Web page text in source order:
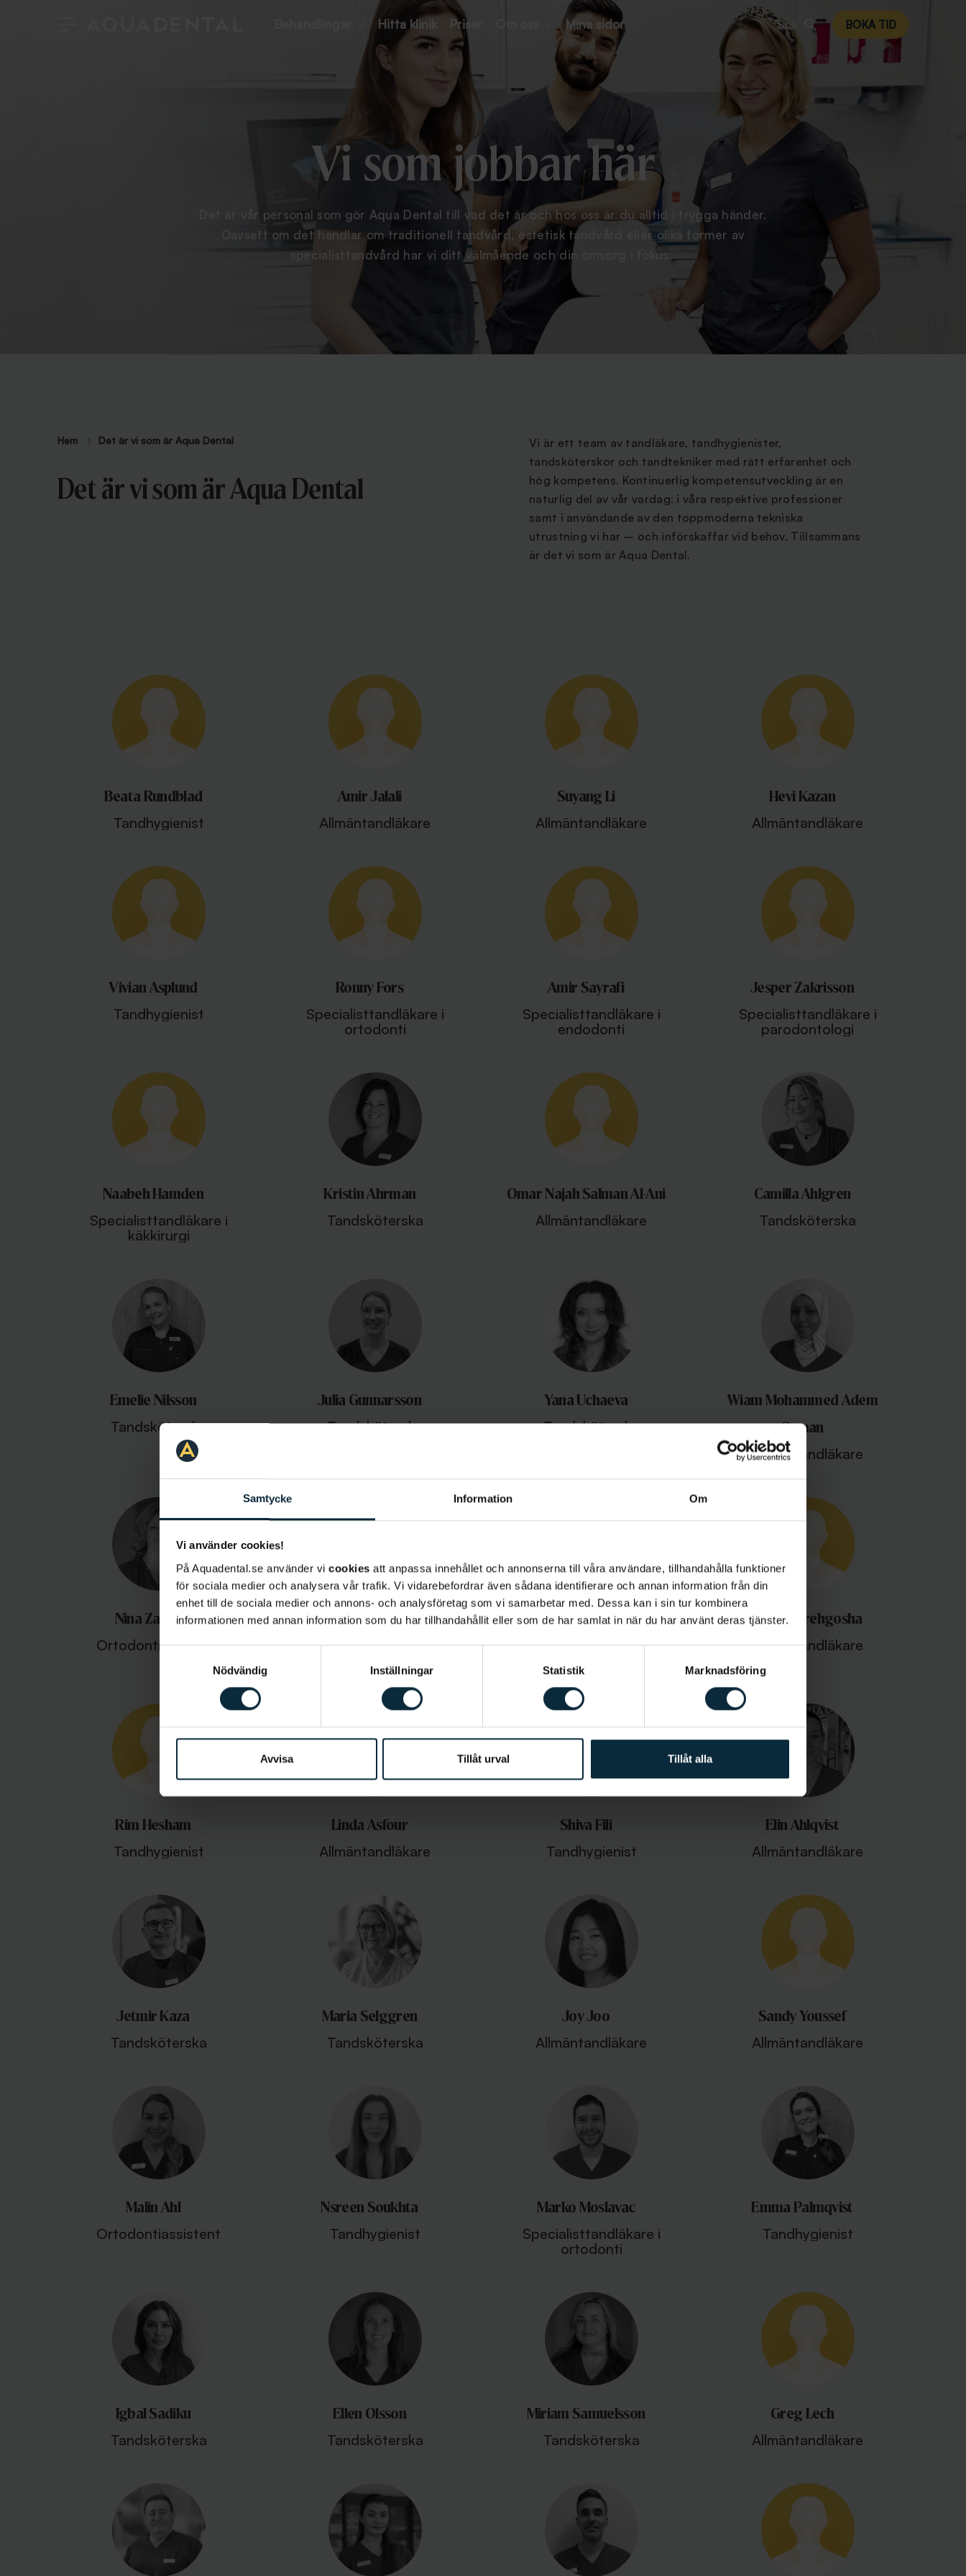
Samtycke Information Om
Vi använder cookies!
På Aquadental.se använder vi cookies att anpassa innehållet och annonserna till våra användare, tillhandahålla funktioner
för sociala medier och analysera vår trafik. Vi vidarebefordrar även sådana identifierare och annan information från din
enhet till de sociala medier och annons- och analysföretag som vi samarbetar med. Dessa kan i sin tur kombinera
informationen med annan information som du har tillhandahållit eller som de har samlat in när du har använt deras tjänster.
Samtyckesval
Nödvändig
Inställningar Statistik Marknadsföring
Avvisa Tillåt urval Tillåt alla
Hitta klinik Priser Mina sidor Sök BOKA TID
Vi som jobbar här
Det är vår personal som gör Aqua Dental till vad det är och hos oss är du alltid i trygga händer.
Oavsett om det handlar om traditionell tandvård, estetisk tandvård eller olika former av
specialisttandvård har vi ditt välmående och din omsorg i fokus.
Hem Det är vi som är Aqua Dental
Det är vi som är Aqua Dental
Vi är ett team av tandläkare, tandhygienister,
tandsköterskor och tandtekniker med rätt erfarenhet och
hög kompetens. Kontinuerlig kompetensutveckling är en
naturlig del av vår vardag: i våra respektive professioner
samt i användande av den toppmoderna tekniska
utrustning vi har – och införskaffar vid behov. Tillsammans
är det vi som är Aqua Dental.
Beata Rundblad
Tandhygienist
Amir Jalali
Allmäntandläkare
Suyang Li
Allmäntandläkare
Hevi Kazan
Allmäntandläkare
Vivian Asplund
Tandhygienist
Ronny Fors
Specialisttandläkare i
ortodonti
Amir Sayrafi
Specialisttandläkare i
endodonti
Jesper Zakrisson
Specialisttandläkare i
parodontologi
Naabeh Hamden
Specialisttandläkare i
käkkirurgi
Kristin Ahrman
Tandsköterska
Omar Najah Salman Al-Ani
Allmäntandläkare
Camilla Ahlgren
Tandsköterska
Emelie Nilsson
Tandsköterska
Julia Gunnarsson
Tandsköterska
Yana Uchaeva
Tandsköterska
Wiam Mohammed Adem
Osman
Allmäntandläkare
Nina Zaitoun
Ortodontiassistent
Alexander Ibrahim
Allmäntandläkare
Susanne Ivanovic
Specialisttandläkare inom
Sam Chehrehgosha
Allmäntandläkare
Rim Hesham
Tandhygienist
Linda Asfour
Allmäntandläkare
Shiva Fili
Tandhygienist
Elin Ahlqvist
Allmäntandläkare
Jetmir Kaza
Tandsköterska
Maria Selggren
Tandsköterska
Joy Joo
Allmäntandläkare
Sandy Youssef
Allmäntandläkare
Malin Ahl
Ortodontiassistent
Nsreen Soukhta
Tandhygienist
Marko Moslavac
Specialisttandläkare i
ortodonti
Emma Palmqvist
Tandhygienist
Igbal Sadiku
Tandsköterska
Ellen Olsson
Tandsköterska
Miriam Samuelsson
Tandsköterska
Greg Lech
Allmäntandläkare